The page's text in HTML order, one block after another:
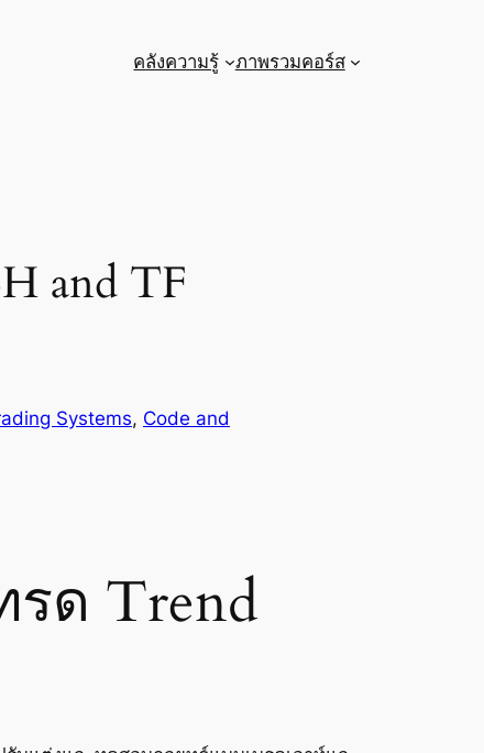
คลังความรู้ ภาพรวมคอร์ส
and TF
Systems, Code and
ด Trend